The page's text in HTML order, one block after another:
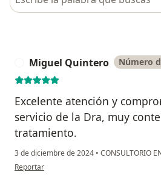
Miguel Quintero Número
Excelente atención y
servicio de la Dra, muy
tratamiento.
3 de diciembre de 2024 • CONSULTORIO
en opinión del usuario Miguel Quintero
Reportar